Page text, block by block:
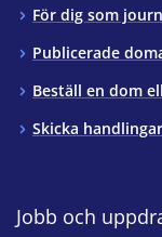
För dig som
Publicerade
Beställ en dom
Skicka
Jobb och